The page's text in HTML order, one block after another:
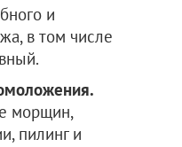
и
в том числе
морщин,
пилинг и